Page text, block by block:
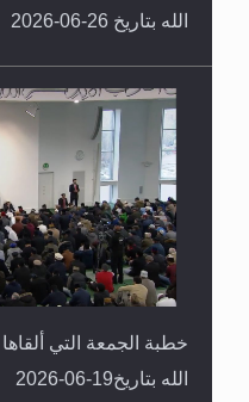
الله بتاريخ 26-06-2026
خطبة الجمعة التي
الله بتاريخ19-06-2026